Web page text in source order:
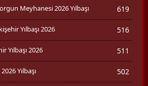
Meyhanesi 2026 Yılbaşı 619
Yılbaşı 2026 516
Yılbaşı 2026 511
Yılbaşı 502